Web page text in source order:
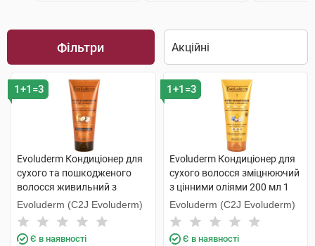
Фільтри
1+1=3
Evoluderm Кондиціонер для
сухого та пошкодженого
волосся живильний з
аргановою олією 200 мл 1
туба
Evoluderm (C2J Evoluderm)
Є в наявності
1+1=3
Evoluderm Кондиціонер для
сухого волосся зміцнюючий
з цінними оліями 200 мл 1
туба
Evoluderm (C2J Evoluderm)
Є в наявності